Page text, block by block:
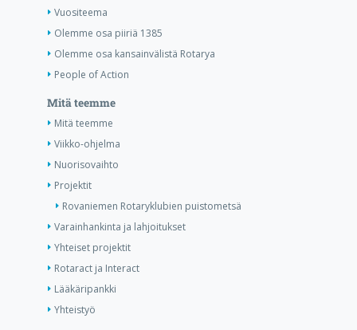
Vuositeema
Olemme osa piiriä 1385
Olemme osa kansainvälistä Rotarya
People of Action
Mitä teemme
Mitä teemme
Viikko-ohjelma
Nuorisovaihto
Projektit
Rovaniemen Rotaryklubien puistometsä
Varainhankinta ja lahjoitukset
Yhteiset projektit
Rotaract ja Interact
Lääkäripankki
Yhteistyö